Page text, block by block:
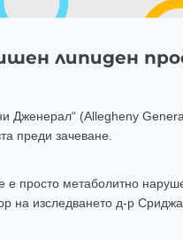
липиден
Дженерал“ (Allegheny
преди зачеване.
е просто метаболитно
на изследването д-р